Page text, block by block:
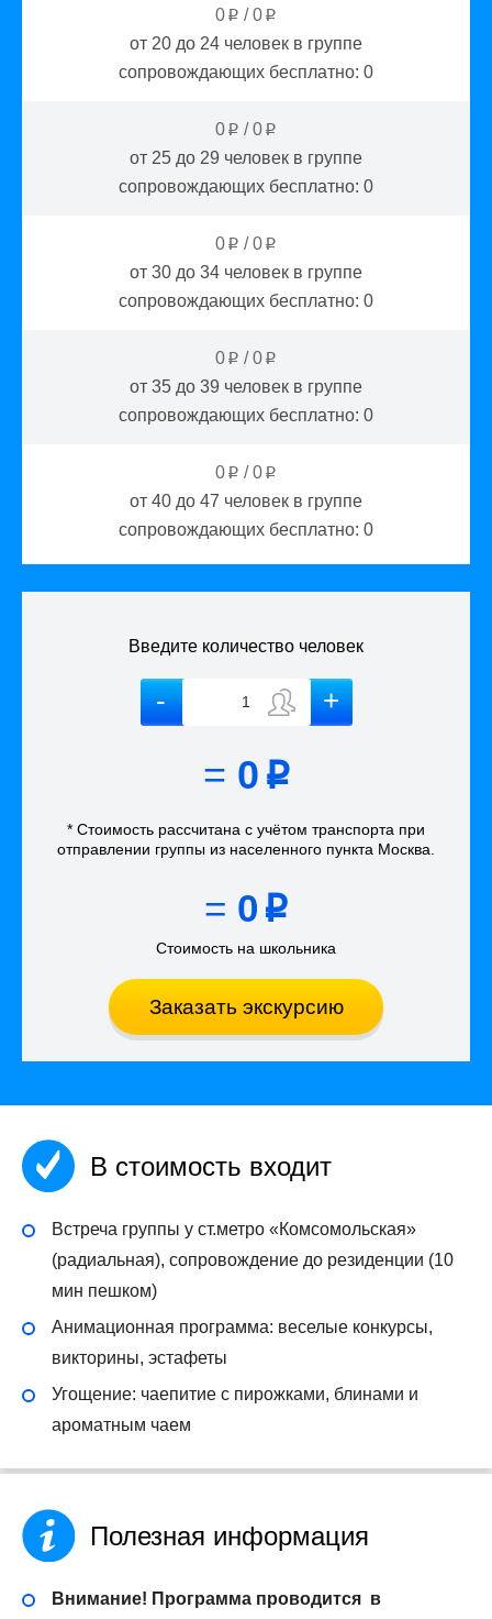
0 p /0 p
от 20 до 24 человек в группе
сопровождающих бесплатно: 0
0 p /0 p
от 25 до 29 человек в группе
сопровождающих бесплатно: 0
0 p /0 p
от 30 до 34 человек в группе
сопровождающих бесплатно: 0
0 p /0 p
от 35 до 39 человек в группе
сопровождающих бесплатно: 0
0 p /0 p
от 40 до 47 человек в группе
сопровождающих бесплатно: 0
Введите количество человек
= 0 p
* Стоимость рассчитана с учётом транспорта при
отправлении группы из населенного пункта Москва
= 0 p
Стоимость на школьника
Заказать экскурсию
В стоимость входит
Встреча группы у ст.метро «Комсомольская»
(радиальная), сопровождение до резиденции (10
мин пешком)
Анимационная программа: веселые конкурсы,
викторины, эстафеты
Угощение: чаепитие с пирожками, блинами и
ароматным чаем
Полезная информация
Внимание! Программа проводится в